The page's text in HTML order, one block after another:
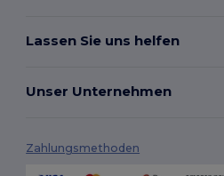
Lassen Sie uns helfen
Unser Unternehmen
Zahlungsmethoden